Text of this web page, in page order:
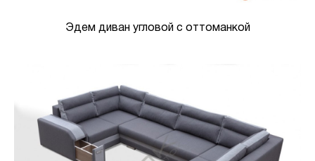
Эдем диван угловой с оттоманкой